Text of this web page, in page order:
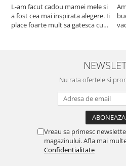
L-am facut cadou mamei mele si
a fost cea mai inspirata alegere. Ii
place foarte mult sa gatesca cu
cratita...ma gandesc serios sa imi
cumpar si eu! Recomand mult !
Nu rata ofertele si
Vreau sa primesc
magazinului. Afla mai
Confidentialitate